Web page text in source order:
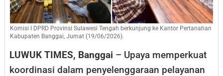
Komisi I DPRD Provinsi Sulawesi Tengah berkunjung ke Kantor Pertanahan
Kabupaten Banggai, Jumat (19/06/2026).
LUWUK TIMES, Banggai – Upaya memperkuat
koordinasi dalam penyelenggaraan pelayanan